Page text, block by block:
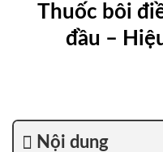
Thuốc bôi
đầu –
Nội dung